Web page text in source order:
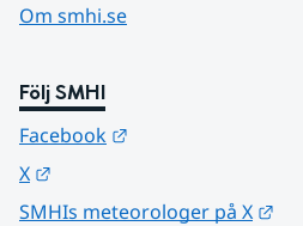
Om smhi.se
Följ SMHI
Facebook
X
SMHIs meteorologer på X